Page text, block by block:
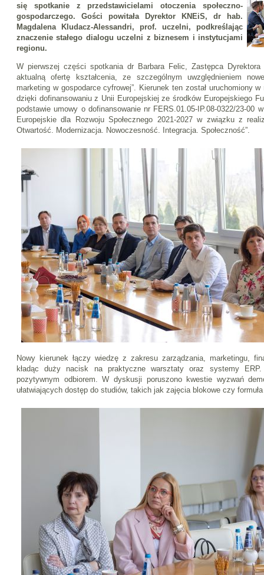
się spotkanie z przedstawicielami otoczenia społeczno-
gospodarczego. Gości powitała Dyrektor KNEiS, dr hab.
Magdalena Kludacz-Alessandri, prof. uczelni, podkreślając
znaczenie stałego dialogu uczelni z biznesem i instytucjami
regionu.
W pierwszej części spotkania dr Barbara Felic, Zastępca Dyrektora
aktualną ofertę kształcenia, ze szczególnym uwzględnieniem
marketing w gospodarce cyfrowej”. Kierunek ten został uruchomiony
dzięki dofinansowaniu z Unii Europejskiej ze środków Europejskiego
podstawie umowy o dofinansowanie nr FERS.01.05-IP.08-0322/23-00
Europejskie dla Rozwoju Społecznego 2021-2027 w związku z
Otwartość. Modernizacja. Nowoczesność. Integracja. Społeczność”.
Nowy kierunek łączy wiedzę z zakresu zarządzania, marketingu,
kładąc duży nacisk na praktyczne warsztaty oraz systemy
pozytywnym odbiorem. W dyskusji poruszono kwestie wyzwań
ułatwiających dostęp do studiów, takich jak zajęcia blokowe czy